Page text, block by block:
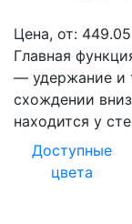
Цена, от:
Главная
— удержание и
схождении
находится у
Доступные
цвета